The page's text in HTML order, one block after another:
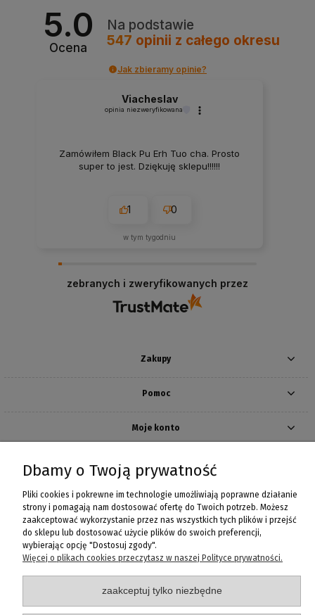
5.0
Ocena
Na podstawie
547 opinii z całego okresu
Jak zbieramy opinie?
Viacheslav
opinia niezweryfikowana
Zamówiłem Black Pu Erh Tuo cha. Prosto
super to jest. Dziękuję sklepu!!!!!!
1 0
w tym tygodniu
zebranych i zweryfikowanych przez
Zakupy
Pomoc
Moje konto
Fanaberia Salon Rozmaitości
ul. Ks. Bogusława X-go 5, 70-440 Szczecin, woj. zachodniopomorskie
Poniedziałek - Piątek: 10:00 - 20:00
Dbamy o Twoją prywatność
Pliki cookies i pokrewne im technologie umożliwiają poprawne działanie
strony i pomagają nam dostosować ofertę do Twoich potrzeb. Możesz
zaakceptować wykorzystanie przez nas wszystkich tych plików i przejść
do sklepu lub dostosować użycie plików do swoich preferencji,
wybierając opcję "Dostosuj zgody".
Więcej o plikach cookies przeczytasz w naszej Polityce prywatności.
zaakceptuj tylko niezbędne